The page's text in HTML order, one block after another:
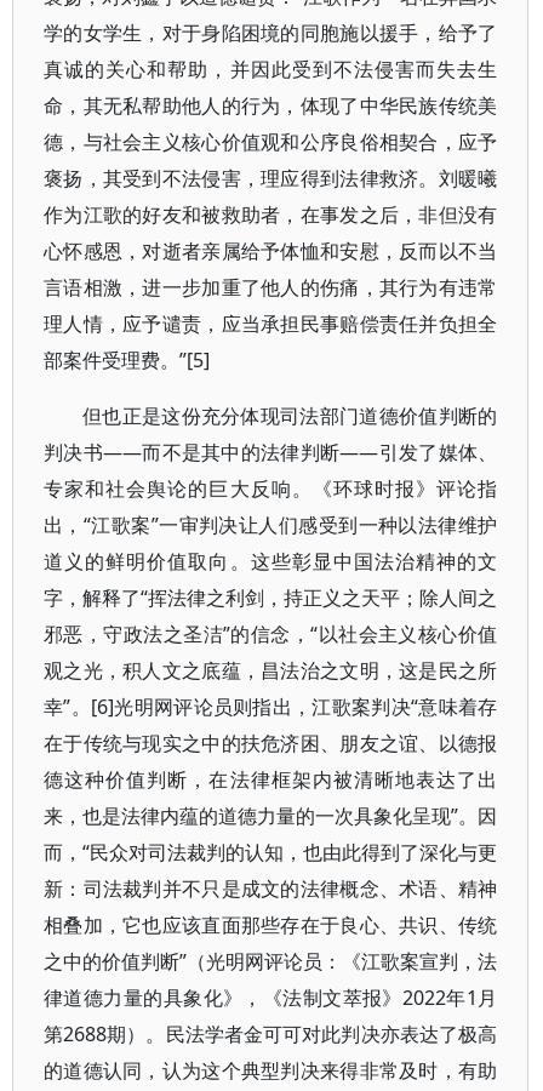
学的女学生，对于身陷困境的同胞施以援手，给予了
真诚的关心和帮助，并因此受到不法侵害而失去生
命，其无私帮助他人的行为，体现了中华民族传统美
德，与社会主义核心价值观和公序良俗相契合，应予
褒扬，其受到不法侵害，理应得到法律救济。刘暖曦
作为江歌的好友和被救助者，在事发之后，非但没有
心怀感恩，对逝者亲属给予体恤和安慰，反而以不当
言语相激，进一步加重了他人的伤痛，其行为有违常
理人情，应予谴责，应当承担民事赔偿责任并负担全
部案件受理费。”[5]
但也正是这份充分体现司法部门道德价值判断的
判决书——而不是其中的法律判断——引发了媒体、
专家和社会舆论的巨大反响。《环球时报》评论指
出，“江歌案”一审判决让人们感受到一种以法律维护
道义的鲜明价值取向。这些彰显中国法治精神的文
字，解释了“挥法律之利剑，持正义之天平；除人间之
邪恶，守政法之圣洁”的信念，“以社会主义核心价值
观之光，积人文之底蕴，昌法治之文明，这是民之所
幸”。[6]光明网评论员则指出，江歌案判决“意味着存
在于传统与现实之中的扶危济困、朋友之谊、以德报
德这种价值判断，在法律框架内被清晰地表达了出
来，也是法律内蕴的道德力量的一次具象化呈现”。因
而，“民众对司法裁判的认知，也由此得到了深化与更
新：司法裁判并不只是成文的法律概念、术语、精神
相叠加，它也应该直面那些存在于良心、共识、传统
之中的价值判断”（光明网评论员：《江歌案宣判，法
律道德力量的具象化》，《法制文萃报》2022年1月
第2688期）。民法学者金可可对此判决亦表达了极高
的道德认同，认为这个典型判决来得非常及时，有助